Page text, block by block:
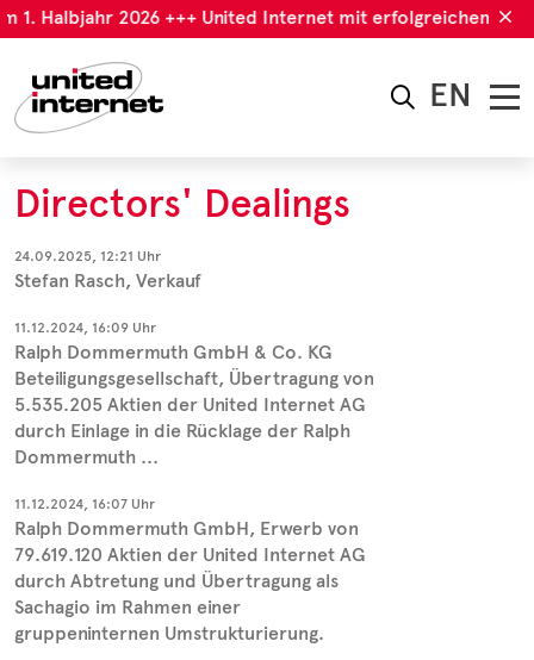
Halbjahr 2026 +++ United Internet mit erfolgreichem 1.
EN
Directors' Dealings
24.09.2025, 12:21 Uhr
Stefan Rasch, Verkauf
11.12.2024, 16:09 Uhr
Ralph Dommermuth GmbH & Co. KG
Beteiligungsgesellschaft, Übertragung von
5.535.205 Aktien der United Internet AG
durch Einlage in die Rücklage der Ralph
Dommermuth ...
11.12.2024, 16:07 Uhr
Ralph Dommermuth GmbH, Erwerb von
79.619.120 Aktien der United Internet AG
durch Abtretung und Übertragung als
Sachagio im Rahmen einer
gruppeninternen Umstrukturierung.